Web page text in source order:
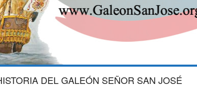
DEL GALEÓN SEÑOR SAN JOSÉ